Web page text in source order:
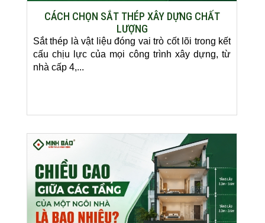
CÁCH CHỌN SẮT THÉP XÂY DỰNG CHẤT
LƯỢNG
Sắt thép là vật liệu đóng vai trò cốt lõi trong kết
cấu chịu lực của mọi công trình xây dựng, từ
nhà cấp 4,...